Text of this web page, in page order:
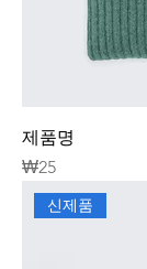
제품명
가격
₩25
신제품